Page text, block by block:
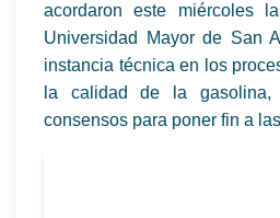
acordaron este miércoles
Universidad Mayor de San
instancia técnica en los
la calidad de la
consensos para poner fin a